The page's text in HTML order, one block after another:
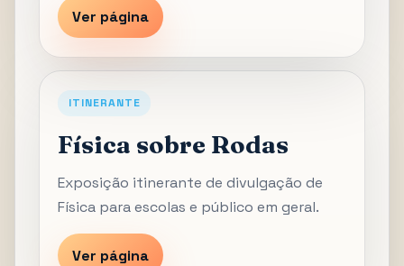
Ver página
ITINERANTE
Física sobre Rodas
Exposição itinerante de divulgação de
Física para escolas e público em geral.
Ver página